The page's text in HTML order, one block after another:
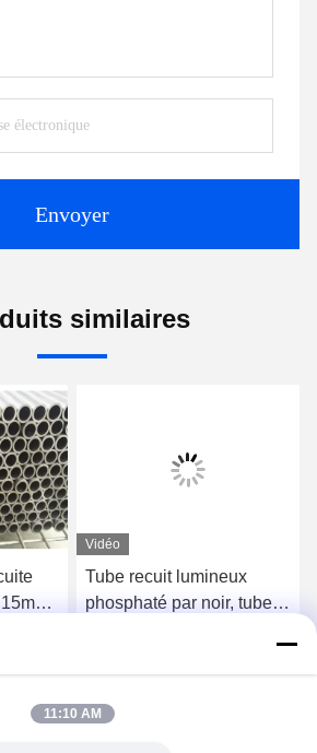
Envoyer
similaires
Vidéo
Tube recuit lumineux
phosphaté par noir, tubes
Causez Maintenant
11:10 AM